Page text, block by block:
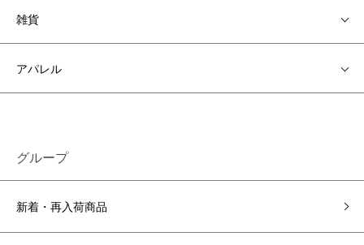
雑貨
アパレル
グループ
新着・再入荷商品